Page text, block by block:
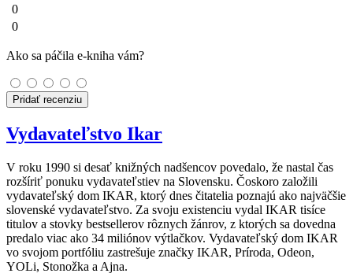
0
0
Ako sa páčila e-kniha vám?
Pridať recenziu
Vydavateľstvo Ikar
V roku 1990 si desať knižných nadšencov povedalo, že nastal čas
rozšíriť ponuku vydavateľstiev na Slovensku. Čoskoro založili
vydavateľský dom IKAR, ktorý dnes čitatelia poznajú ako najväčšie
slovenské vydavateľstvo. Za svoju existenciu vydal IKAR tisíce
titulov a stovky bestsellerov rôznych žánrov, z ktorých sa dovedna
predalo viac ako 34 miliónov výtlačkov. Vydavateľský dom IKAR
vo svojom portfóliu zastrešuje značky IKAR, Príroda, Odeon,
YOLi, Stonožka a Ajna.